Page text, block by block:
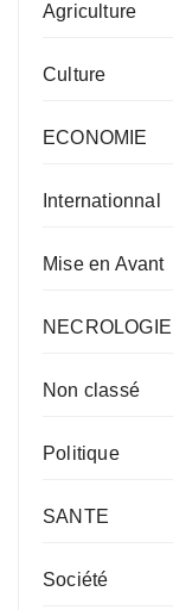
Agriculture
Culture
ECONOMIE
Internationnal
Mise en Avant
NECROLOGIE
Non classé
Politique
SANTE
Société